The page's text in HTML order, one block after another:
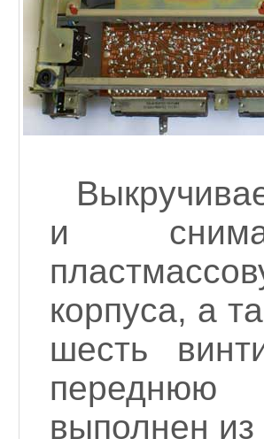
и
корпуса, а
шесть
переднюю
выполнен из